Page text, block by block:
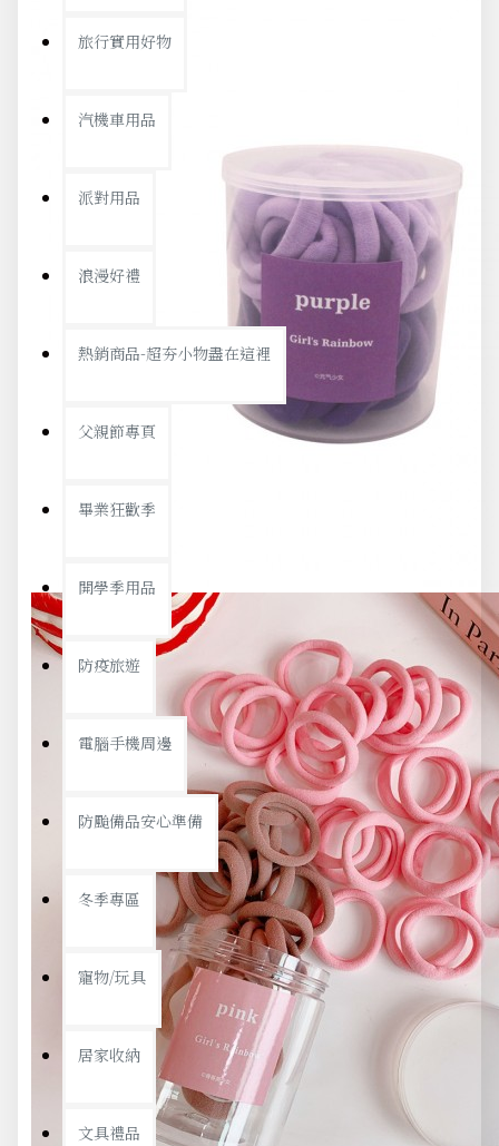
旅行實用好物
汽機車用品
派對用品
浪漫好禮
熱銷商品-超夯小物盡在這裡
父親節專頁
畢業狂歡季
開學季用品
防疫旅遊
電腦手機周邊
防颱備品安心準備
冬季專區
寵物/玩具
居家收納
文具禮品